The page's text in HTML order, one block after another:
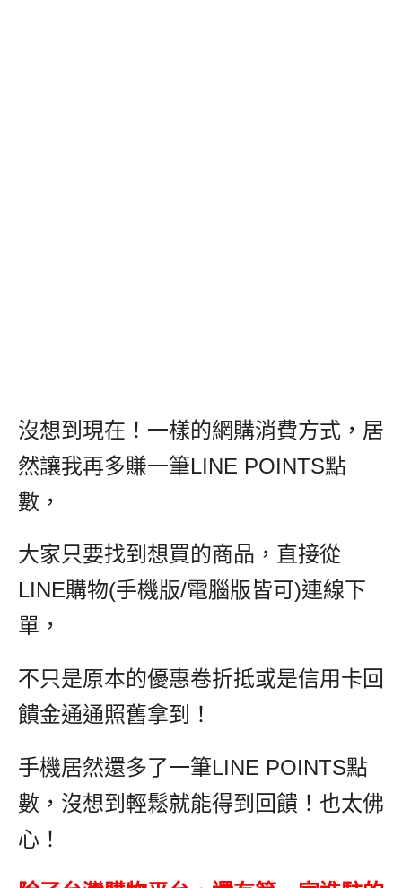
沒想到現在！一樣的網購消費方式，居
然讓我再多賺一筆LINE POINTS點
數，
大家只要找到想買的商品，直接從
LINE購物(手機版/電腦版皆可)連線下
單，
不只是原本的優惠卷折抵或是信用卡回
饋金通通照舊拿到！
手機居然還多了一筆LINE POINTS點
數，沒想到輕鬆就能得到回饋！也太佛
心！